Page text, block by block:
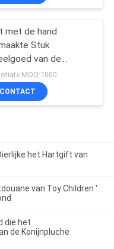
met de hand
Stuk
van de
MOQ:1000
CONTACT
het Hartgift van
van Toy Children '
die het
de Konijnpluche